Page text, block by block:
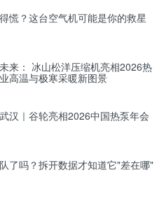
慌？这台空气机可能是你的救星
来： 冰山松洋压缩机亮相2026热
高温与极寒采暖新图景
汉｜谷轮亮相2026中国热泵年会
了吗？拆开数据才知道它"差在哪"